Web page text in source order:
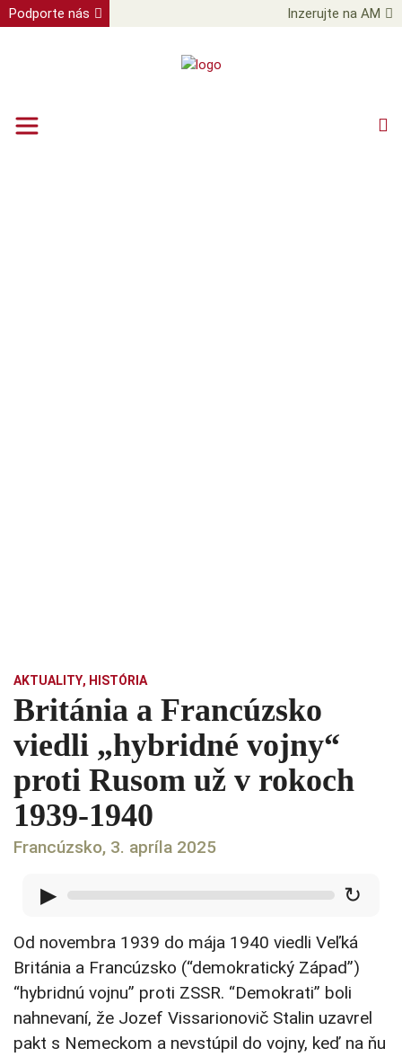
Podporte nás Inzerujte na AM
AKTUALITY, HISTÓRIA
Británia a Francúzsko
viedli „hybridné vojny“
proti Rusom už v rokoch
1939-1940
Francúzsko, 3. apríla 2025
▶ ↻
Od novembra 1939 do mája 1940 viedli Veľká
Británia a Francúzsko (“demokratický Západ”)
“hybridnú vojnu” proti ZSSR. “Demokrati” boli
nahnevaní, že Jozef Vissarionovič Stalin uzavrel
pakt s Nemeckom a nevstúpil do vojny, keď na ňu